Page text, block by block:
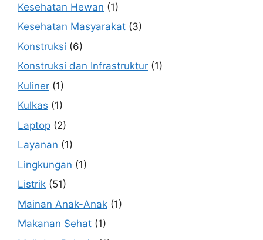
Kesehatan Hewan (1)
Kesehatan Masyarakat (3)
Konstruksi (6)
Konstruksi dan Infrastruktur (1)
Kuliner (1)
Kulkas (1)
Laptop (2)
Layanan (1)
Lingkungan (1)
Listrik (51)
Mainan Anak-Anak (1)
Makanan Sehat (1)